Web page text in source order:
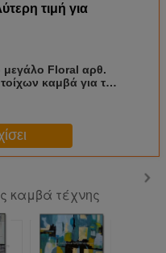
τιμή για
Floral αρθ.
καμβά για την
καμβά τέχνης